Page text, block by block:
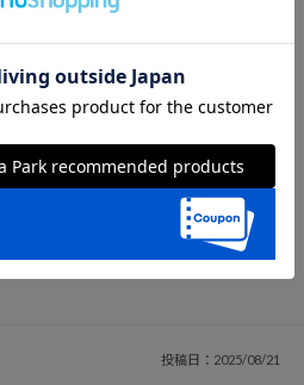
ー！ オフショルにできるほどのゆっ
冬も使えますー！
投稿日：2025/08/21